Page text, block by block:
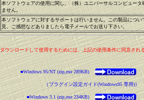
本ソフトウェアの使用に関し、（株）ユニバーサルコンピュー
ません。
本ソフトウェアに対するサポートは行いません。この製品につ
見、ご感想などありましたら電子メールでお送り下さい。
ウンロードして使用するためには、上記の使用条件に同意され
■Windows 95/NT (zip,exe 289KB)
（プラグイン設定ガイド(Windows95 専用)）
■Windows 3.1 (zip,exe 234KB)